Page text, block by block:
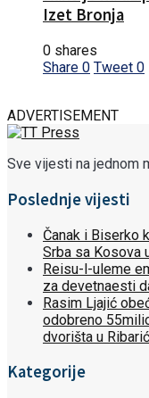
Izet Bronja
0 shares
Share 0 Tweet 0
ADVERTISEMENT
Sve vijesti na jednom
Poslednje vijesti
Čanak i Biserko
Srba sa Kosova
Reisu-l-uleme
za devetnaesti
Rasim Ljajić
odobreno
dvorišta u
Kategorije